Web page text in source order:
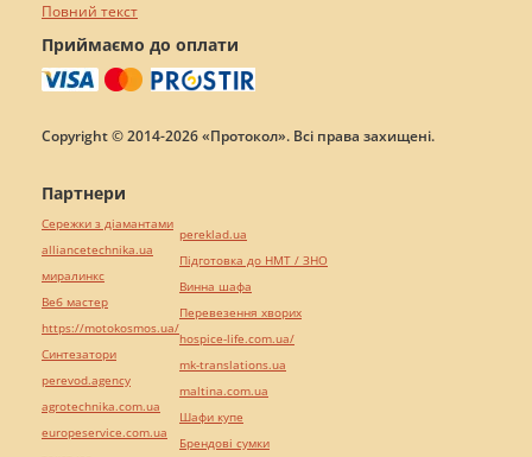
Повний текст
Приймаємо до оплати
Copyright © 2014-2026 «Протокол». Всі права захищені.
Партнери
Сережки з діамантами
alliancetechnika.ua
миралинкс
Веб мастер
https://motokosmos.ua/
Синтезатори
perevod.agency
agrotechnika.com.ua
europeservice.com.ua
pereklad.ua
Підготовка до НМТ / ЗНО
Винна шафа
Перевезення хворих
hospice-life.com.ua/
mk-translations.ua
maltina.com.ua
Шафи купе
Брендові сумки